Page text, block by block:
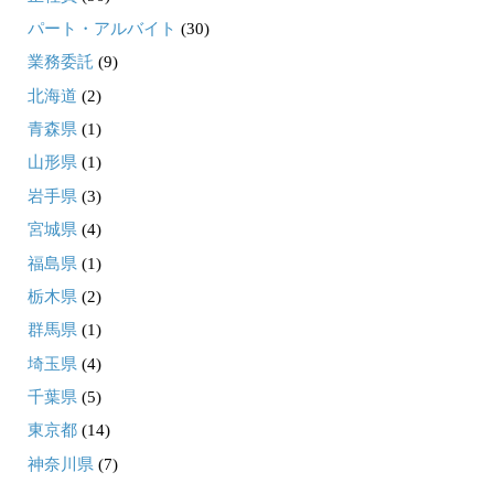
パート・アルバイト (30)
業務委託 (9)
北海道 (2)
青森県 (1)
山形県 (1)
岩手県 (3)
宮城県 (4)
福島県 (1)
栃木県 (2)
群馬県 (1)
埼玉県 (4)
千葉県 (5)
東京都 (14)
神奈川県 (7)